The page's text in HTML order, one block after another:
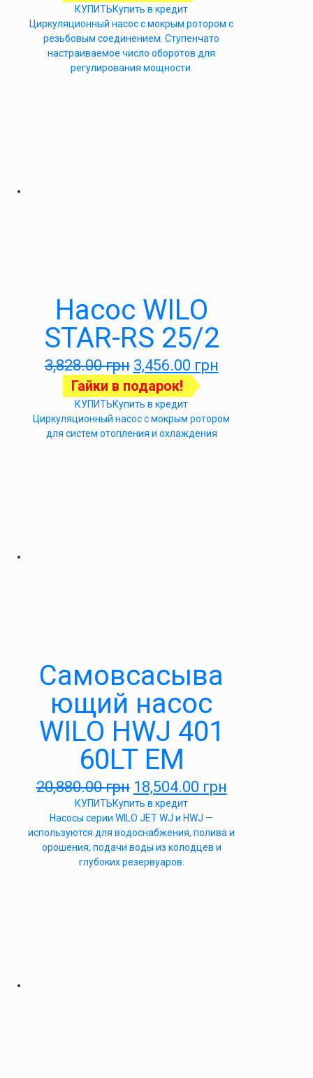
КУПИТЬКупить в кредит
Циркуляционный насос с мокрым ротором с
резьбовым соединением. Ступенчато
настраиваемое число оборотов для
регулирования мощности.
Насос WILO
STAR-RS 25/2
3,828.00грн 3,456.00 грн
Гайки в подарок!
КУПИТЬКупить в кредит
Циркуляционный насос с мокрым ротором
для систем отопления и охлаждения
Самовсасыва
ющий насос
WILO HWJ 401
60LT EM
20,880.00грн 18,504.00 грн
КУПИТЬКупить в кредит
Насосы серии WILO JET WJ и HWJ —
используются для водоснабжения, полива и
орошения, подачи воды из колодцев и
глубоких резервуаров.